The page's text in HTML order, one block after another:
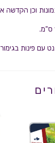
וכן הקדשה
עם פינות